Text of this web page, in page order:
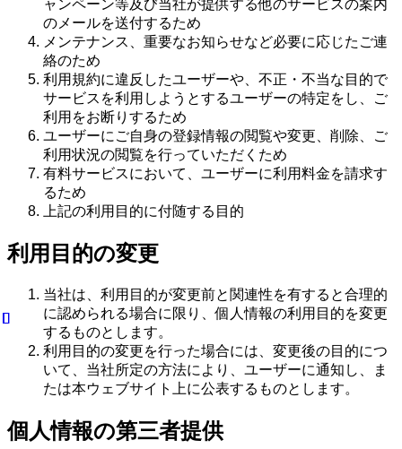
ャンペーン等及び当社が提供する他のサービスの案内
のメールを送付するため
メンテナンス、重要なお知らせなど必要に応じたご連
絡のため
利用規約に違反したユーザーや、不正・不当な目的で
サービスを利用しようとするユーザーの特定をし、ご
利用をお断りするため
ユーザーにご自身の登録情報の閲覧や変更、削除、ご
利用状況の閲覧を行っていただくため
有料サービスにおいて、ユーザーに利用料金を請求す
るため
上記の利用目的に付随する目的
利用目的の変更
当社は、利用目的が変更前と関連性を有すると合理的
に認められる場合に限り、個人情報の利用目的を変更
するものとします。
利用目的の変更を行った場合には、変更後の目的につ
いて、当社所定の方法により、ユーザーに通知し、ま
たは本ウェブサイト上に公表するものとします。
個人情報の第三者提供